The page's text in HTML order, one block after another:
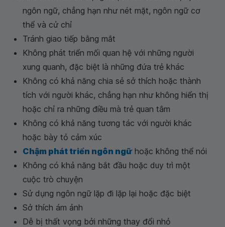
ngôn ngữ, chẳng hạn như nét mặt, ngôn ngữ cơ
thể và cử chỉ
Tránh giao tiếp bằng mắt
Không phát triển mối quan hệ với những người
xung quanh, đặc biệt là những đứa trẻ khác
Không có khả năng chia sẻ sở thích hoặc thành
tích với người khác, chẳng hạn như không hiển thị
hoặc chỉ ra những điều mà trẻ quan tâm
Không có khả năng tương tác với người khác
hoặc bày tỏ cảm xúc
Chậm phát triển ngôn ngữhoặc không thể nói
Không có khả năng bắt đầu hoặc duy trì một
cuộc trò chuyện
Sử dụng ngôn ngữ lặp đi lặp lại hoặc đặc biệt
Sở thích ám ảnh
Dễ bị thất vọng bởi những thay đổi nhỏ